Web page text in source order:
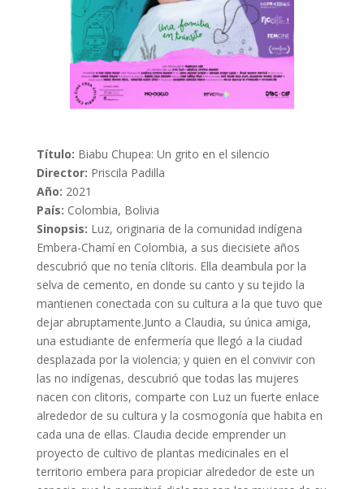
Título: Biabu Chupea: Un grito en el silencio
Director: Priscila Padilla
Año: 2021
País: Colombia, Bolivia
Sinopsis: Luz, originaria de la comunidad indígena
Embera-Chamí en Colombia, a sus diecisiete años
descubrió que no tenía clítoris. Ella deambula por la
selva de cemento, en donde su canto y su tejido la
mantienen conectada con su cultura a la que tuvo que
dejar abruptamente.Junto a Claudia, su única amiga,
una estudiante de enfermería que llegó a la ciudad
desplazada por la violencia; y quien en el convivir con
las no indígenas, descubrió que todas las mujeres
nacen con clitoris, comparte con Luz un fuerte enlace
alrededor de su cultura y la cosmogonía que habita en
cada una de ellas. Claudia decide emprender un
proyecto de cultivo de plantas medicinales en el
territorio embera para propiciar alrededor de este un